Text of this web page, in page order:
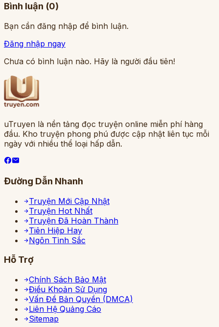
Bình luận (0)
Bạn cần đăng nhập để bình luận.
Đăng nhập ngay
Chưa có bình luận nào. Hãy là người đầu tiên!
uTruyen là nền tảng đọc truyện online miễn phí hàng
đầu. Kho truyện phong phú được cập nhật liên tục mỗi
ngày với nhiều thể loại hấp dẫn.
Đường Dẫn Nhanh
Truyện Mới Cập Nhật
Truyện Hot Nhất
Truyện Đã Hoàn Thành
Tiên Hiệp Hay
Ngôn Tình Sắc
Hỗ Trợ
Chính Sách Bảo Mật
Điều Khoản Sử Dụng
Vấn Đề Bản Quyền (DMCA)
Liên Hệ Quảng Cáo
Sitemap